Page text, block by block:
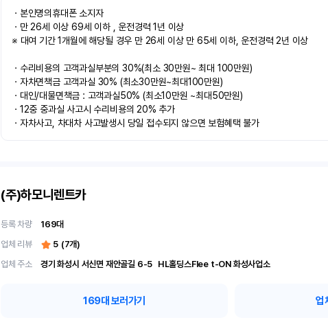
ㆍ본인명의휴대폰 소지자
ㆍ만 26세 이상 69세 이하 , 운전경력 1년 이상
※ 대여 기간 1개월에 해당될 경우 만 26세 이상 만 65세 이하, 운전경력 2년 이상
ㆍ수리비용의 고객과실부분의 30%(최소 30만원~ 최대 100만원)
ㆍ자차면책금 고객과실 30% (최소30만원~최대100만원)
ㆍ대인/대물면책금 : 고객과실50% (최소10만원 ~최대50만원)
ㆍ12중 중과실 사고시 수리비용의 20% 추가
ㆍ자차사고, 차대차 사고발생시 당일 접수되지 않으면 보험혜택 불가
(주)하모니렌트카
등록 차량 169대
업체 리뷰
5 (7개)
업체 주소
경기 화성시 서신면 재안골길 6-5	 HL홀딩스Flee t-ON 화성사업소
169대 보러가기 업